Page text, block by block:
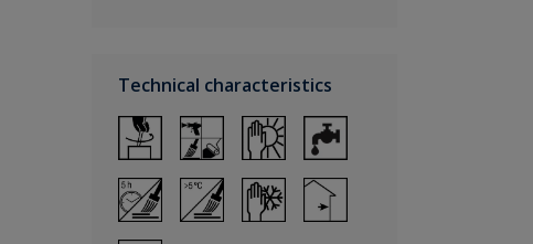
Technical characteristics